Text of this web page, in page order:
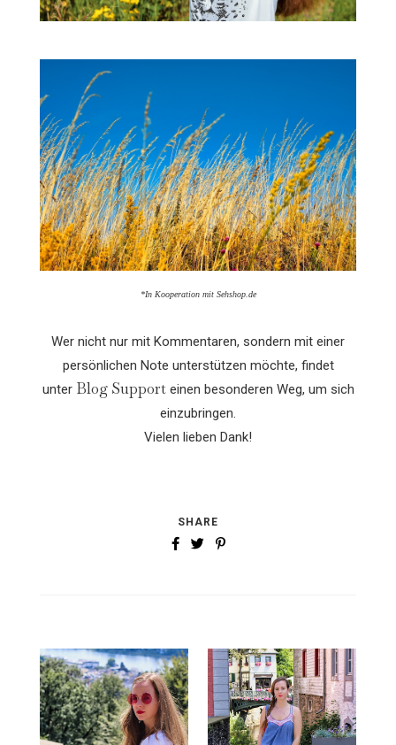
*In Kooperation mit Sehshop.de
Wer nicht nur mit Kommentaren, sondern mit einer
persönlichen Note unterstützen möchte, findet
unter Blog Supporteinen besonderen Weg, um sich
einzubringen.
Vielen lieben Dank!
SHARE